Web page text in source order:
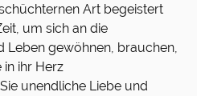
Art begeistert
um sich an die
Leben gewöhnen, brauchen,
in ihr Herz
unendliche Liebe und